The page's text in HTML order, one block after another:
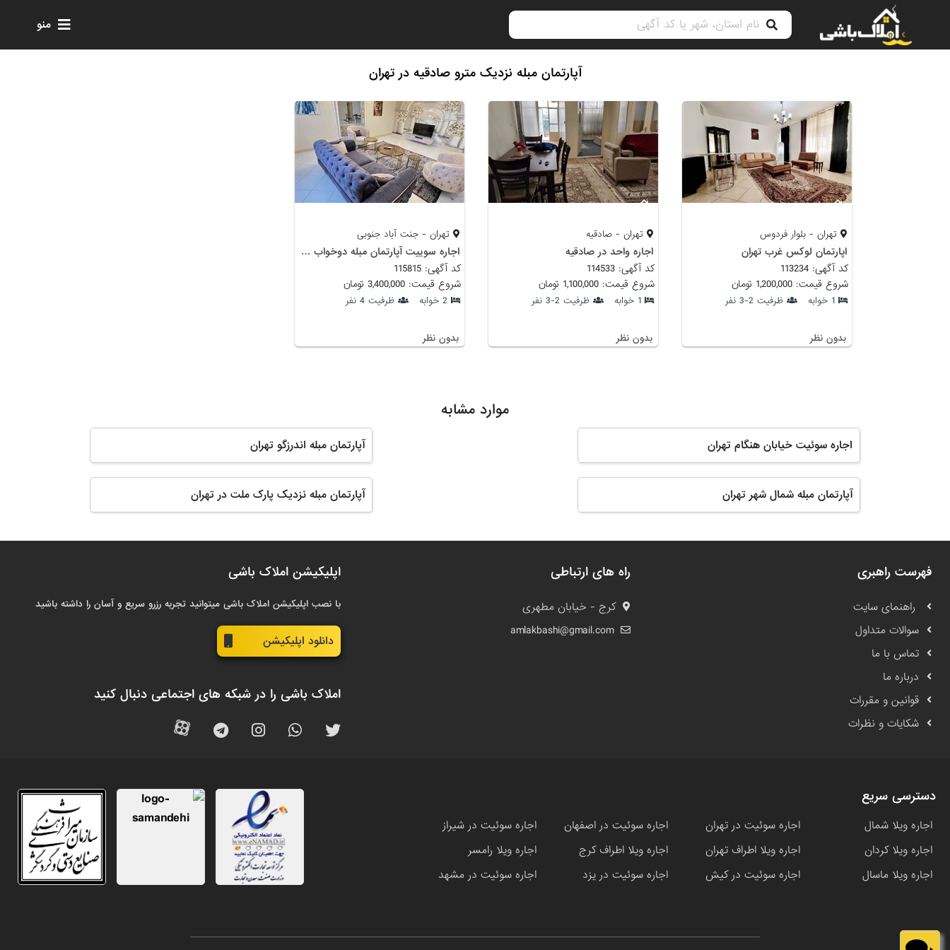
منو
آپارتمان مبله نزدیک مترو صادقیه در تهران
تهران - بلوار فردوس
اپارتمان لوکس غرب تهران
کد آگهی: 113234
شروع قیمت: 1,200,000 تومان
1 خوابه ظرفیت 2-3 نفر
بدون نظر
تهران - صادقیه
اجاره واحد در صادقیه
کد آگهی: 114533
شروع قیمت: 1,100,000 تومان
1 خوابه ظرفیت 2-3 نفر
بدون نظر
تهران - جنت آباد جنوبی
اجاره سوییت آپارتمان مبله دوخواب غرب تهران
کد آگهی: 115815
شروع قیمت: 3,400,000 تومان
2 خوابه ظرفیت 4 نفر
بدون نظر
موارد مشابه
اجاره سوئیت خیابان هنگام تهران آپارتمان مبله اندرزگو تهران
آپارتمان مبله شمال شهر تهران آپارتمان مبله نزدیک پارک ملت در تهران
فهرست راهبری
راهنمای سایت
سوالات متداول
تماس با ما
درباره ما
قوانین و مقررات
شکایات و نظرات
راه های ارتباطی
کرج - خیابان مطهری
amlakbashi@gmail.com
اپلیکیشن املاک باشی
با نصب اپلیکیشن املاک باشی میتوانید تجربه رزرو سریع و آسان را داشته باشید
دانلود اپلیکیشن
املاک باشی را در شبکه های اجتماعی دنبال کنید
دسترسی سریع
اجاره ویلا شمال اجاره سوئیت در تهران اجاره سوئیت در اصفهان
اجاره سوئیت در شیراز
اجاره ویلا کردان
اجاره ویلا اطراف تهران اجاره ویلا اطراف کرج
اجاره ویلا رامسر
اجاره ویلا ماسال
اجاره سوئیت در کیش اجاره سوئیت در یزد اجاره سوئیت در مشهد